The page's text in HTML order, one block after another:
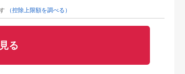
（控除上限額を調べる）
る